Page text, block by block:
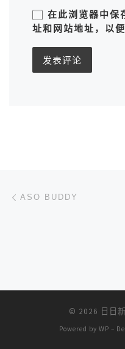
在此浏览器中保
址和网站地址，以
文章导航
ASO BUDDY
© 2026 日日新
Powered by WP –